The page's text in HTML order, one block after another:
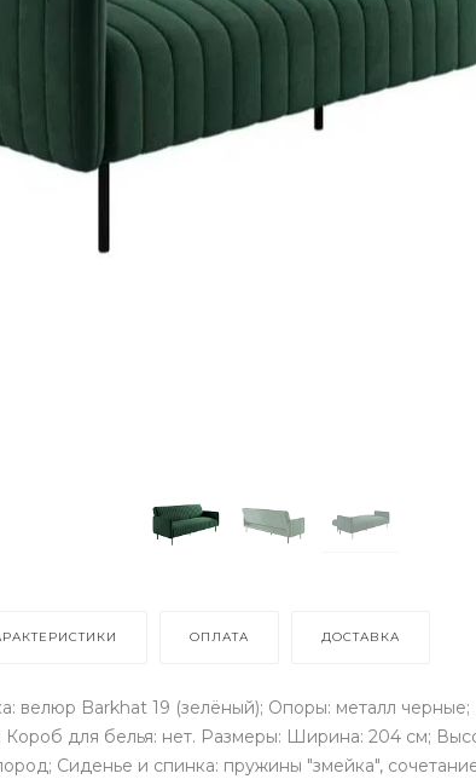
ОПЛАТА ДОСТАВКА
велюр Barkhat 19 (зелёный); Опоры: металл
для белья: нет. Размеры: Ширина: 204 см;
Сиденье и спинка: пружины "змейка",